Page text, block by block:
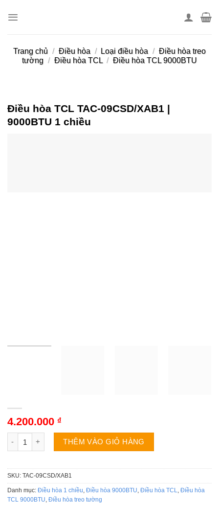
Trang chủ / Điều hòa / Loại điều hòa / Điều hòa treo
tường / Điều hòa TCL / Điều hòa TCL 9000BTU
Điều hòa TCL TAC-09CSD/XAB1 |
9000BTU 1 chiều
4.200.000 ₫
Điều hòa TCL TAC-09CSD/XAB1 | 9000BTU 1 chiều số lượng
THÊM VÀO GIỎ HÀNG
SKU: TAC-09CSD/XAB1
Danh mục: Điều hòa 1 chiều Điều hòa 9000BTU Điều hòa TCL
Điều hòa
TCL 9000BTU Điều hòa treo tường